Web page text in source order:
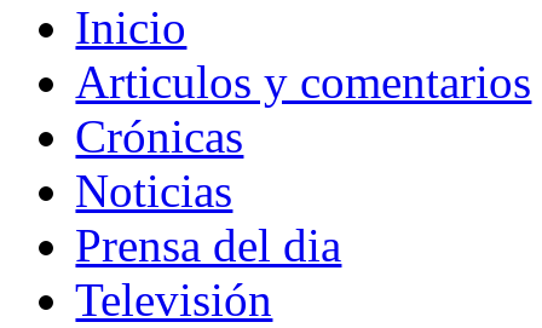
Inicio
Articulos y comentarios
Crónicas
Noticias
Prensa del dia
Televisión